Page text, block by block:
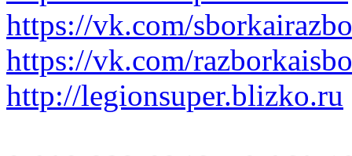
https://vk.com/
https://vk.com/
http://legionsuper.blizko.ru